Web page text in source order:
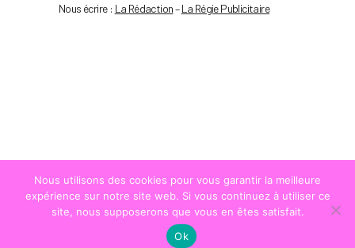
Nous écrire : La Rédaction–La Régie Publicitaire
© COPYRIGHTLA STRADA
Nous utilisons des cookies pour vous garantir la meilleure
expérience sur notre site web. Si vous continuez à utiliser ce
site, nous supposerons que vous en êtes satisfait.
Ok